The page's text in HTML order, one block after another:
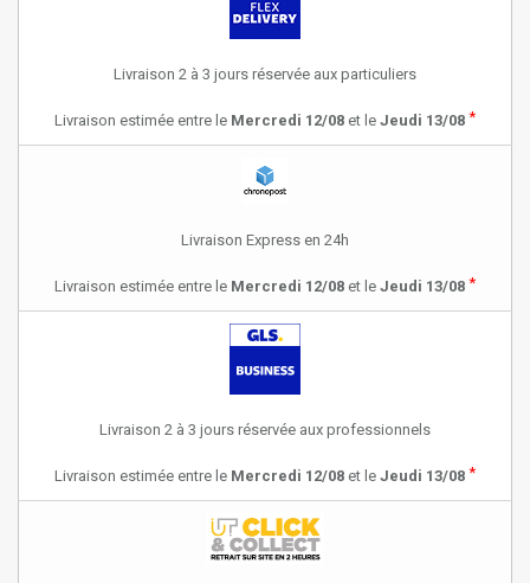
Livraison 2 à 3 jours réservée aux particuliers
Livraison estimée entre le Mercredi 12/08 et le Jeudi 13/08 *
Livraison Express en 24h
Livraison estimée entre le Mercredi 12/08 et le Jeudi 13/08 *
Livraison 2 à 3 jours réservée aux professionnels
Livraison estimée entre le Mercredi 12/08 et le Jeudi 13/08 *